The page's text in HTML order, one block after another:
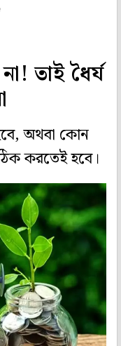
তাই ধৈর্য‌
অথবা কোন
করতেই হবে।